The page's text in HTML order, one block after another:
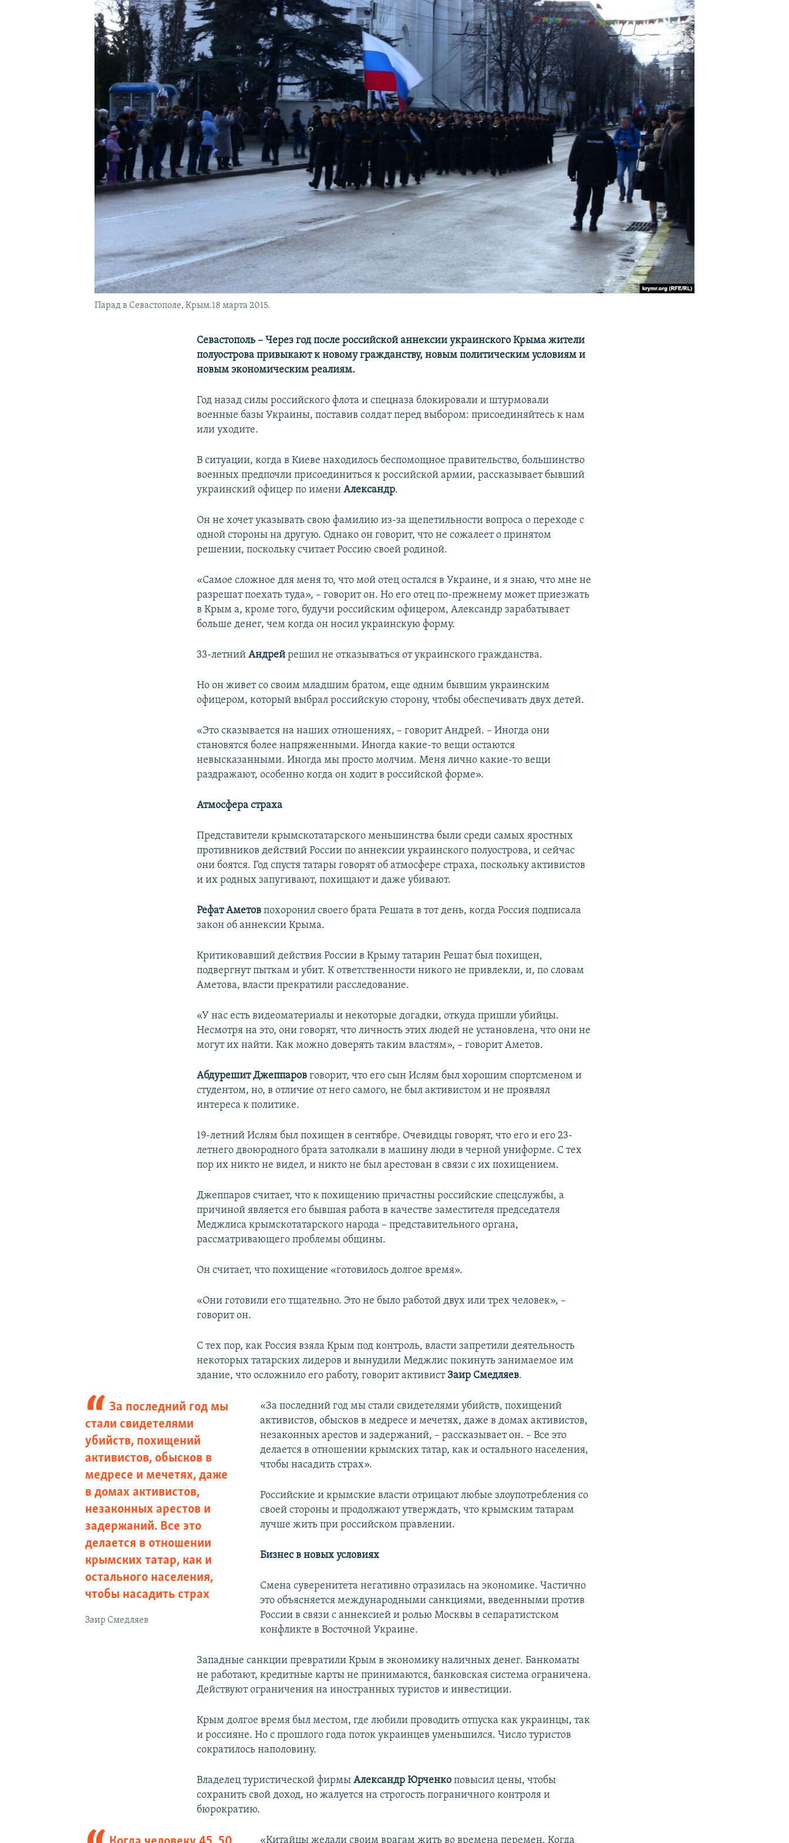
КРЫМ.НЕПОКОРЕННЫЙ
УКРАИНСКАЯ ПРОБЛЕМА КРЫМА
Парад в Севастополе, Крым.18 марта 2015.
Севастополь – Через год после российской аннексии украинского Крыма жители
полуострова привыкают к новому гражданству, новым политическим условиям и
новым экономическим реалиям.
Год назад силы российского флота и спецназа блокировали и штурмовали
военные базы Украины, поставив солдат перед выбором: присоединяйтесь к нам
или уходите.
В ситуации, когда в Киеве находилось беспомощное правительство, большинство
военных предпочли присоединиться к российской армии, рассказывает бывший
украинский офицер по имени Александр.
Он не хочет указывать свою фамилию из-за щепетильности вопроса о переходе с
одной стороны на другую. Однако он говорит, что не сожалеет о принятом
решении, поскольку считает Россию своей родиной.
«Самое сложное для меня то, что мой отец остался в Украине, и я знаю, что мне не
разрешат поехать туда», – говорит он. Но его отец по-прежнему может приезжать
в Крым а, кроме того, будучи российским офицером, Александр зарабатывает
больше денег, чем когда он носил украинскую форму.
33-летнийАндрей решил не отказываться от украинского гражданства.
Но он живет со своим младшим братом, еще одним бывшим украинским
офицером, который выбрал российскую сторону, чтобы обеспечивать двух детей.
«Это сказывается на наших отношениях, – говорит Андрей. – Иногда они
становятся более напряженными. Иногда какие-то вещи остаются
невысказанными. Иногда мы просто молчим. Меня лично какие-то вещи
раздражают, особенно когда он ходит в российской форме».
Атмосфера страха
Представители крымскотатарского меньшинства были среди самых яростных
противников действий России по аннексии украинского полуострова, и сейчас
они боятся. Год спустя татары говорят об атмосфере страха, поскольку активистов
и их родных запугивают, похищают и даже убивают.
Рефат Аметовпохоронил своего брата Решата в тот день, когда Россия подписала
закон об аннексии Крыма.
Критиковавший действия России в Крыму татарин Решат был похищен,
подвергнут пыткам и убит. К ответственности никого не привлекли, и, по словам
Аметова, власти прекратили расследование.
«У нас есть видеоматериалы и некоторые догадки, откуда пришли убийцы.
Несмотря на это, они говорят, что личность этих людей не установлена, что они не
могут их найти. Как можно доверять таким властям», – говорит Аметов.
Абдурешит Джеппаров говорит, что его сын Ислям был хорошим спортсменом и
студентом, но, в отличие от него самого, не был активистом и не проявлял
интереса к политике.
19-летний Ислям был похищен в сентябре. Очевидцы говорят, что его и его 23-
летнего двоюродного брата затолкали в машину люди в черной униформе. С тех
пор их никто не видел, и никто не был арестован в связи с их похищением.
Джеппаров считает, что к похищению причастны российские спецслужбы, а
причиной является его бывшая работа в качестве заместителя председателя
Меджлиса крымскотатарского народа – представительного органа,
рассматривающего проблемы общины.
Он считает, что похищение «готовилось долгое время».
«Они готовили его тщательно. Это не было работой двух или трех человек», –
говорит он.
С тех пор, как Россия взяла Крым под контроль, власти запретили деятельность
некоторых татарских лидеров и вынудили Меджлис покинуть занимаемое им
здание, что осложнило его работу, говорит активист Заир Смедляев.
За последний год мы
стали свидетелями
убийств, похищений
активистов, обысков в
медресе и мечетях, даже
в домах активистов,
незаконных арестов и
задержаний. Все это
делается в отношении
крымских татар, как и
остального населения,
чтобы насадить страх
Заир Смедляев
​«За последний год мы стали свидетелями убийств, похищений
активистов, обысков в медресе и мечетях, даже в домах активистов,
незаконных арестов и задержаний, – рассказывает он. – Все это
делается в отношении крымских татар, как и остального населения,
чтобы насадить страх».
Российские и крымские власти отрицают любые злоупотребления со
своей стороны и продолжают утверждать, что крымским татарам
лучше жить при российском правлении.
Бизнес в новых условиях
Смена суверенитета негативно отразилась на экономике. Частично
это объясняется международными санкциями, введенными против
России в связи с аннексией и ролью Москвы в сепаратистском
конфликте в Восточной Украине.
Западные санкции превратили Крым в экономику наличных денег. Банкоматы
не работают, кредитные карты не принимаются, банковская система ограничена.
Действуют ограничения на иностранных туристов и инвестиции.
Крым долгое время был местом, где любили проводить отпуска как украинцы, так
и россияне. Но с прошлого года поток украинцев уменьшился. Число туристов
сократилось наполовину.
Владелец туристической фирмыАлександр Юрченко повысил цены, чтобы
сохранить свой доход, но жалуется на строгость пограничного контроля и
бюрократию.
​«Китайцы желали своим врагам жить во времена перемен. Когда